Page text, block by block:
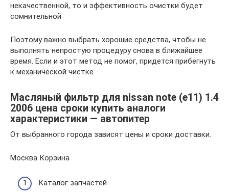
некачественной, то и эффективность очистки будет
сомнительной
Поэтому важно выбрать хорошие средства, чтобы не
выполнять непростую процедуру снова в ближайшее
время. Если и этот метод не помог, придется прибегнуть
к механической чистке
Масляный фильтр для nissan note (e11) 1.4
2006 цена сроки купить аналоги
характеристики — автопитер
От выбранного города зависят цены и сроки доставки.
Москва Корзина
Каталог запчастей